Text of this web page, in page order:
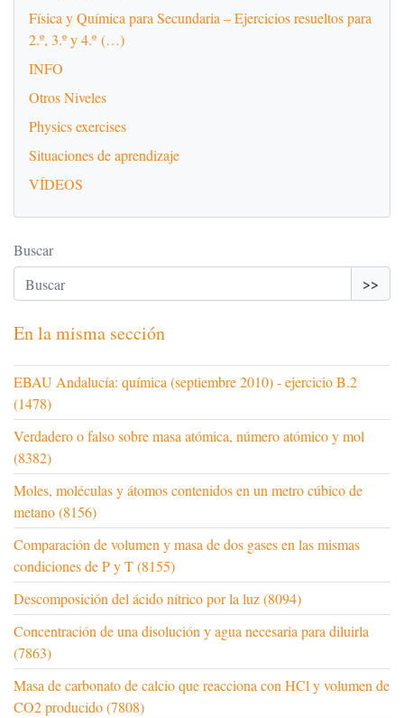
Física y Química para Secundaria – Ejercicios resueltos para
2.º, 3.º y 4.º (…)
INFO
Otros Niveles
Physics exercises
Situaciones de aprendizaje
VÍDEOS
Buscar
>>
En la misma sección
EBAU Andalucía: química (septiembre 2010) - ejercicio B.2
(1478)
Verdadero o falso sobre masa atómica, número atómico y mol
(8382)
Moles, moléculas y átomos contenidos en un metro cúbico de
metano (8156)
Comparación de volumen y masa de dos gases en las mismas
condiciones de P y T (8155)
Descomposición del ácido nítrico por la luz (8094)
Concentración de una disolución y agua necesaria para diluirla
(7863)
Masa de carbonato de calcio que reacciona con HCl y volumen de
CO2 producido (7808)